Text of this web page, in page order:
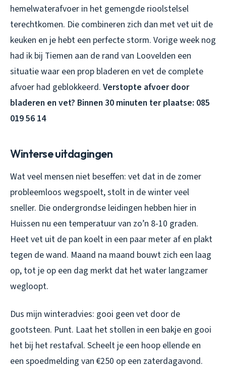
hemelwaterafvoer in het gemengde rioolstelsel
terechtkomen. Die combineren zich dan met vet uit de
keuken en je hebt een perfecte storm. Vorige week nog
had ik bij Tiemen aan de rand van Loovelden een
situatie waar een prop bladeren en vet de complete
afvoer had geblokkeerd. Verstopte afvoer door
bladeren en vet? Binnen 30 minuten ter plaatse: 085
019 56 14
Winterse uitdagingen
Wat veel mensen niet beseffen: vet dat in de zomer
probleemloos wegspoelt, stolt in de winter veel
sneller. Die ondergrondse leidingen hebben hier in
Huissen nu een temperatuur van zo’n 8-10 graden.
Heet vet uit de pan koelt in een paar meter af en plakt
tegen de wand. Maand na maand bouwt zich een laag
op, tot je op een dag merkt dat het water langzamer
wegloopt.
Dus mijn winteradvies: gooi geen vet door de
gootsteen. Punt. Laat het stollen in een bakje en gooi
het bij het restafval. Scheelt je een hoop ellende en
een spoedmelding van €250 op een zaterdagavond.